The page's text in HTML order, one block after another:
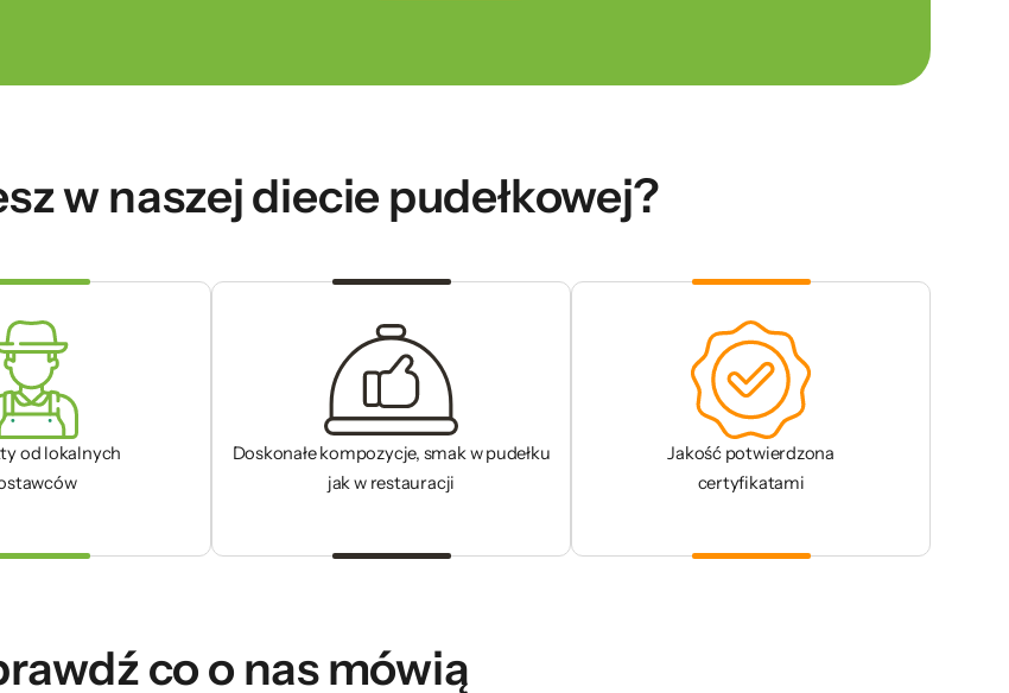
w naszej diecie pudełkowej?
od lokalnych
Doskonałe kompozycje, smak w pudełku
jak w restauracji
Jakość potwierdzona
certyfikatami
co o nas mówią